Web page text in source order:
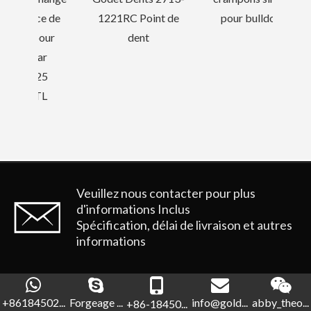
1221RC Point de
pour bulldozer
Veuillez nous contacter pour plus
d'informations Inclus
Spécification, délai de livraison et autres
informations
+86184502... Forgeage ... +86-18450... info@gold... abby_theo...